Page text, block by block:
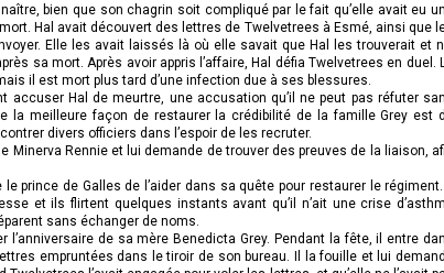
bien que son chagrin soit compliqué par le fait qu’elle avait eu
Hal avait découvert des lettres de Twelvetrees à Esmé, ainsi que
Elle les avait laissés là où elle savait que Hal les trouverait et
sa mort. Après avoir appris l’affaire, Hal défia Twelvetrees en duel.
il est mort plus tard d’une infection due à ses blessures.
accuser Hal de meurtre, une accusation qu’il ne peut pas réfuter
la meilleure façon de restaurer la crédibilité de la famille Grey est
divers officiers dans l’espoir de les recruter.
Minerva Rennie et lui demande de trouver des preuves de la liaison,
prince de Galles de l’aider dans sa quête pour restaurer le régiment.
et ils flirtent quelques instants avant qu’il n’ait une crise
sans échanger de noms.
de sa mère Benedicta Grey. Pendant la fête, il entre
empruntées dans le tiroir de son bureau. Il la fouille et lui